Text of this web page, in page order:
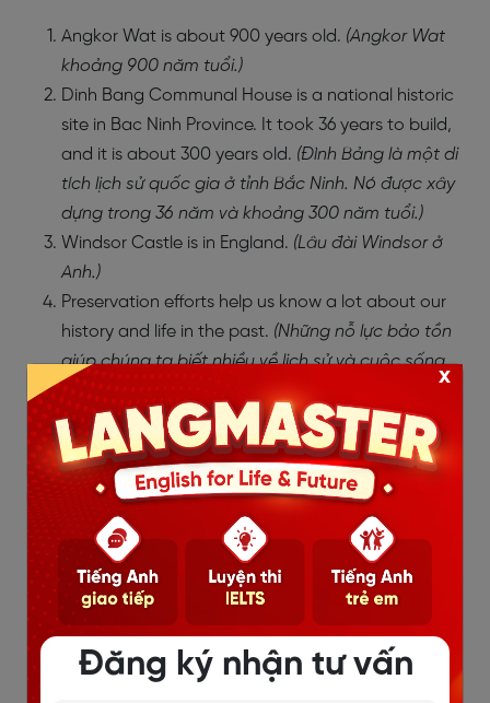
Angkor Wat is about 900 years old. (Angkor Wat
khoảng 900 năm tuổi.)
Dinh Bang Communal House is a national historic
site in Bac Ninh Province. It took 36 years to build,
and it is about 300 years old. (Đình Bảng là một di
tích lịch sử quốc gia ở tỉnh Bắc Ninh. Nó được xây
dựng trong 36 năm và khoảng 300 năm tuổi.)
Windsor Castle is in England. (Lâu đài Windsor ở
Anh.)
Preservation efforts help us know a lot about our
history and life in the past. (Những nỗ lực bảo tồn
giúp chúng ta biết nhiều về lịch sử và cuộc sống
trong quá khứ.)
Bài tập 3: Complete each sentence with a word or a
phrase from the box. (Hoàn thành các câu sau với
một từ hoặc một cụm từ trong hộp.)
Đăng ký nhận tư vấn
x